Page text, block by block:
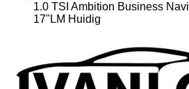
1.0 TSI Ambition Business
17"LM Huidig